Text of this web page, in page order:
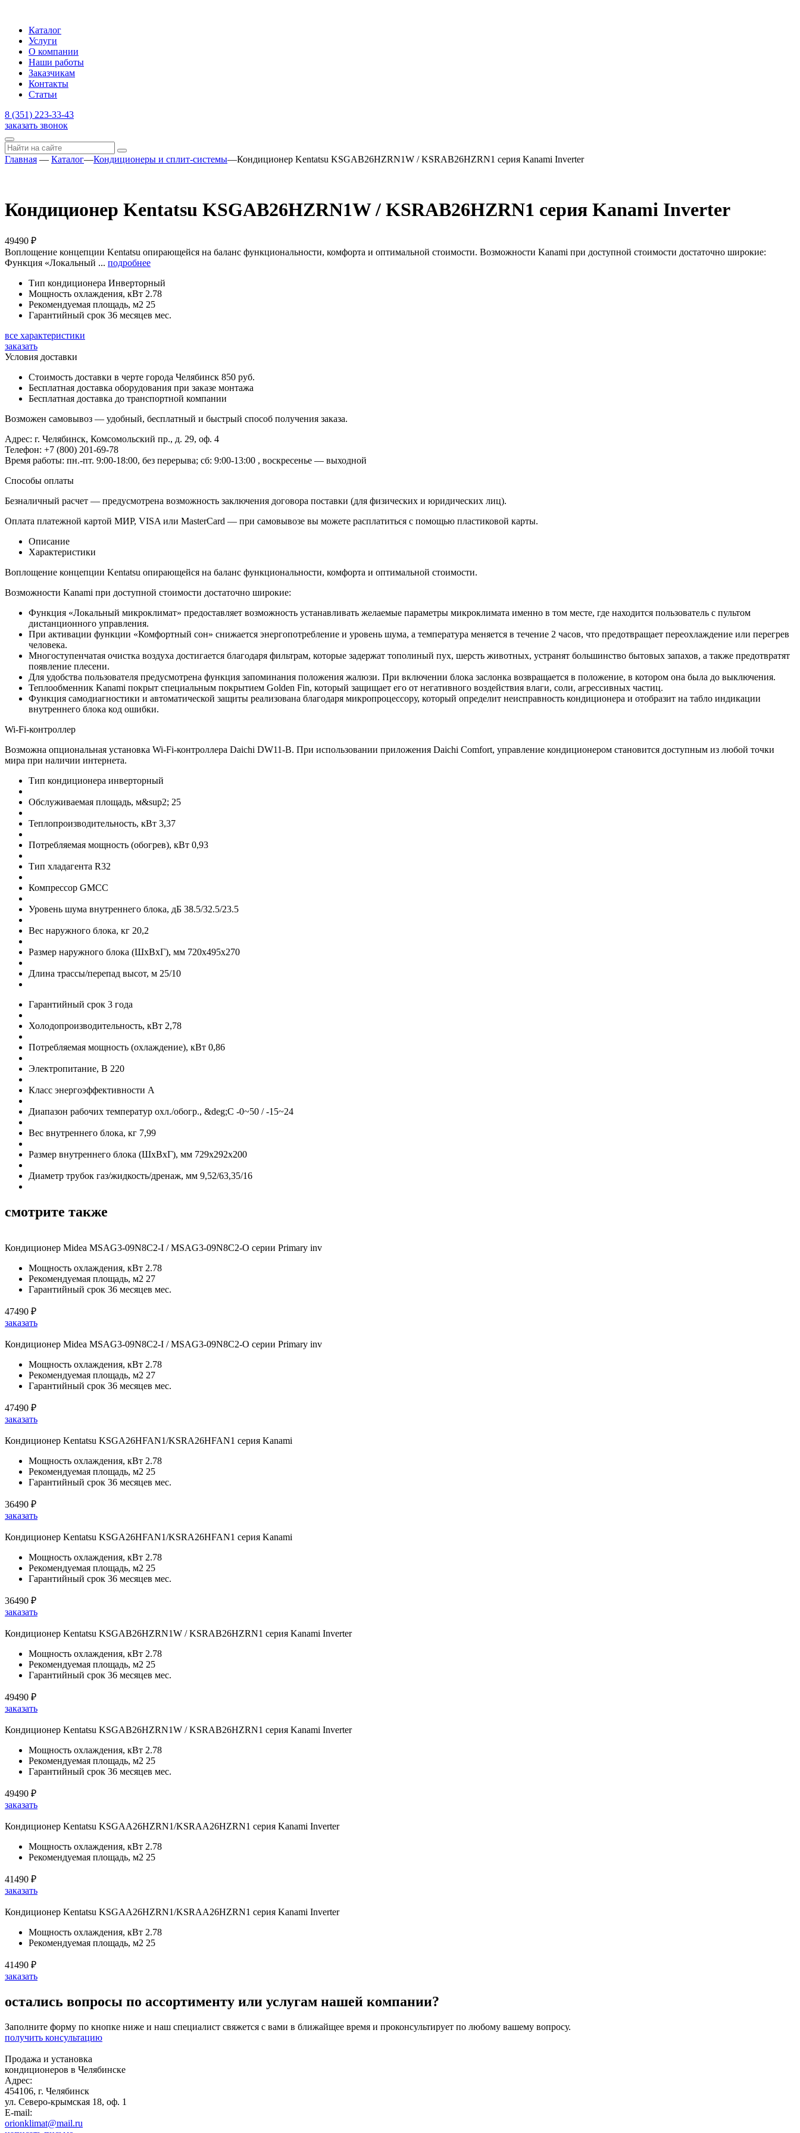
Каталог
Услуги
О компании
Наши работы
Заказчикам
Контакты
Статьи
8 (351) 223-33-43
заказать звонок
Главная — Каталог—Кондиционеры и сплит-системы—Кондиционер Kentatsu KSGAB26HZRN1W / KSRAB26HZRN1 серия Kanami Inverter
Кондиционер Kentatsu KSGAB26HZRN1W / KSRAB26HZRN1 серия Kanami Inverter
49490 ₽
Воплощение концепции Kentatsu опирающейся на баланс функциональности, комфорта и оптимальной стоимости. Возможности Kanami при доступной стоимости достаточно широкие:
Функция «Локальный ... подробнее
Тип кондиционера Инверторный
Мощность охлаждения, кВт 2.78
Рекомендуемая площадь, м2 25
Гарантийный срок 36 месяцев мес.
все характеристики
заказать
Условия доставки
Стоимость доставки в черте города Челябинск 850 руб.
Бесплатная доставка оборудования при заказе монтажа
Бесплатная доставка до транспортной компании
Возможен самовывоз — удобный, бесплатный и быстрый способ получения заказа.
Адрес: г. Челябинск, Комсомольский пр., д. 29, оф. 4
Телефон: +7 (800) 201-69-78
Время работы: пн.-пт. 9:00-18:00, без перерыва; сб: 9:00-13:00 , воскресенье — выходной
Способы оплаты
Безналичный расчет — предусмотрена возможность заключения договора поставки (для физических и юридических лиц).
Оплата платежной картой МИР, VISA или MasterCard — при самовывозе вы можете расплатиться с помощью пластиковой карты.
Описание
Характеристики
Воплощение концепции Kentatsu опирающейся на баланс функциональности, комфорта и оптимальной стоимости.
Возможности Kanami при доступной стоимости достаточно широкие:
Функция «Локальный микроклимат» предоставляет возможность устанавливать желаемые параметры микроклимата именно в том месте, где находится пользователь с пультом
дистанционного управления.
При активации функции «Комфортный сон» снижается энергопотребление и уровень шума, а температура меняется в течение 2 часов, что предотвращает переохлаждение или перегрев
человека.
Многоступенчатая очистка воздуха достигается благодаря фильтрам, которые задержат тополиный пух, шерсть животных, устранят большинство бытовых запахов, а также предотвратят
появление плесени.
Для удобства пользователя предусмотрена функция запоминания положения жалюзи. При включении блока заслонка возвращается в положение, в котором она была до выключения.
Теплообменник Kanami покрыт специальным покрытием Golden Fin, который защищает его от негативного воздействия влаги, соли, агрессивных частиц.
Функция самодиагностики и автоматической защиты реализована благодаря микропроцессору, который определит неисправность кондиционера и отобразит на табло индикации
внутреннего блока код ошибки.
Wi-Fi-контроллер
Возможна опциональная установка Wi-Fi-контроллера Daichi DW11-B. При использовании приложения Daichi Comfort, управление кондиционером становится доступным из любой точки
мира при наличии интернета.
Тип кондиционера инверторный
Обслуживаемая площадь, м&sup2; 25
Теплопроизводительность, кВт 3,37
Потребляемая мощность (обогрев), кВт 0,93
Тип хладагента R32
Компрессор GMCC
Уровень шума внутреннего блока, дБ 38.5/32.5/23.5
Вес наружного блока, кг 20,2
Размер наружного блока (ШхВхГ), мм 720x495x270
Длина трассы/перепад высот, м 25/10
Гарантийный срок 3 года
Холодопроизводительность, кВт 2,78
Потребляемая мощность (охлаждение), кВт 0,86
Электропитание, В 220
Класс энергоэффективности A
Диапазон рабочих температур охл./обогр., &deg;C -0~50 / -15~24
Вес внутреннего блока, кг 7,99
Размер внутреннего блока (ШхВхГ), мм 729x292x200
Диаметр трубок газ/жидкость/дренаж, мм 9,52/63,35/16
смотрите также
Кондиционер Midea MSAG3-09N8C2-I / MSAG3-09N8C2-O серии Primary inv
Мощность охлаждения, кВт 2.78
Рекомендуемая площадь, м2 27
Гарантийный срок 36 месяцев мес.
47490 ₽
заказать
Кондиционер Midea MSAG3-09N8C2-I / MSAG3-09N8C2-O серии Primary inv
Мощность охлаждения, кВт 2.78
Рекомендуемая площадь, м2 27
Гарантийный срок 36 месяцев мес.
47490 ₽
заказать
Кондиционер Kentatsu KSGA26HFAN1/KSRA26HFAN1 серия Kanami
Мощность охлаждения, кВт 2.78
Рекомендуемая площадь, м2 25
Гарантийный срок 36 месяцев мес.
36490 ₽
заказать
Кондиционер Kentatsu KSGA26HFAN1/KSRA26HFAN1 серия Kanami
Мощность охлаждения, кВт 2.78
Рекомендуемая площадь, м2 25
Гарантийный срок 36 месяцев мес.
36490 ₽
заказать
Кондиционер Kentatsu KSGAB26HZRN1W / KSRAB26HZRN1 серия Kanami Inverter
Мощность охлаждения, кВт 2.78
Рекомендуемая площадь, м2 25
Гарантийный срок 36 месяцев мес.
49490 ₽
заказать
Кондиционер Kentatsu KSGAB26HZRN1W / KSRAB26HZRN1 серия Kanami Inverter
Мощность охлаждения, кВт 2.78
Рекомендуемая площадь, м2 25
Гарантийный срок 36 месяцев мес.
49490 ₽
заказать
Кондиционер Kentatsu KSGAA26HZRN1/KSRAA26HZRN1 серия Kanami Inverter
Мощность охлаждения, кВт 2.78
Рекомендуемая площадь, м2 25
41490 ₽
заказать
Кондиционер Kentatsu KSGAA26HZRN1/KSRAA26HZRN1 серия Kanami Inverter
Мощность охлаждения, кВт 2.78
Рекомендуемая площадь, м2 25
41490 ₽
заказать
остались вопросы по ассортименту или услугам нашей компании?
Заполните форму по кнопке ниже и наш специалист свяжется с вами в ближайщее время и проконсультирует по любому вашему вопросу.
получить консультацию
Продажа и установка
кондиционеров в Челябинске
Адрес:
454106, г. Челябинск
ул. Северо-крымская 18, оф. 1
E-mail:
orionklimat@mail.ru